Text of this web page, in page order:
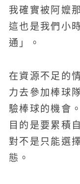
我確實被阿嬤
這也是我們小
通」。
在資源不足的
力去參加棒球
驗棒球的機會
目的是要累積
對不是只能選
態。